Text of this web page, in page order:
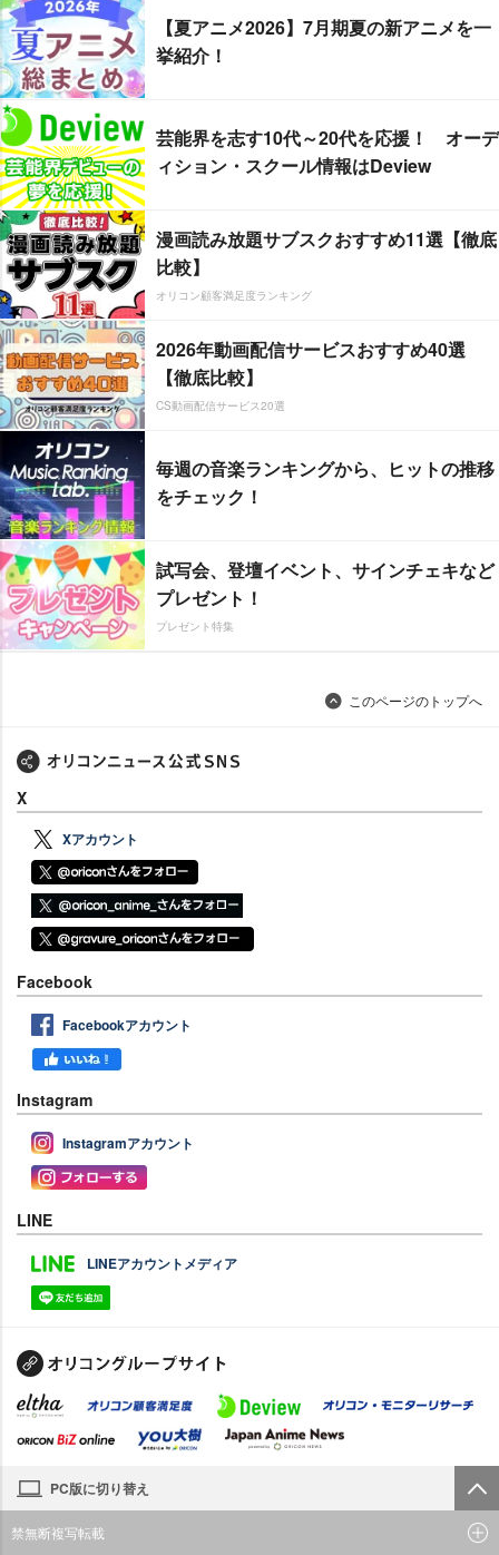
【夏アニメ2026】7月期夏の新アニメを一
挙紹介！
芸能界を志す10代～20代を応援！ オーデ
ィション・スクール情報はDeview
漫画読み放題サブスクおすすめ11選【徹底
比較】
オリコン顧客満足度ランキング
2026年動画配信サービスおすすめ40選
【徹底比較】
CS動画配信サービス20選
毎週の音楽ランキングから、ヒットの推移
をチェック！
試写会、登壇イベント、サインチェキなど
プレゼント！
プレゼント特集
このページのトップへ
X
Xアカウント
Facebook
Facebookアカウント
Instagram
Instagramアカウント
LINE
LINEアカウントメディア
PC版に切り替え
禁無断複写転載